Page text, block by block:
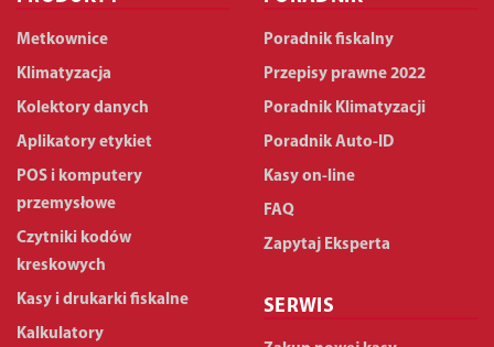
Metkownice
Klimatyzacja
Kolektory danych
Aplikatory etykiet
POS i komputery
przemysłowe
Czytniki kodów
kreskowych
Kasy i drukarki fiskalne
Kalkulatory
Poradnik fiskalny
Przepisy prawne 2022
Poradnik Klimatyzacji
Poradnik Auto-ID
Kasy on-line
FAQ
Zapytaj Eksperta
SERWIS